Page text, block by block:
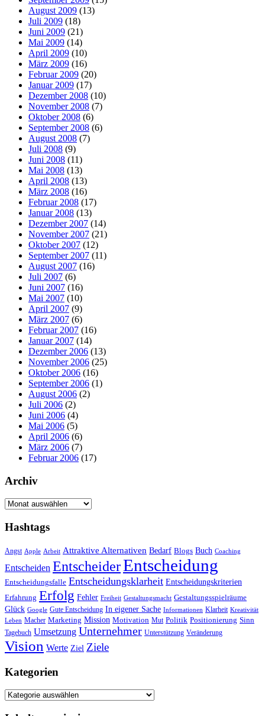
August 2009 (13)
Juli 2009 (18)
Juni 2009 (21)
Mai 2009 (14)
April 2009 (10)
März 2009 (16)
Februar 2009 (20)
Januar 2009 (17)
Dezember 2008 (10)
November 2008 (7)
Oktober 2008 (6)
September 2008 (6)
August 2008 (7)
Juli 2008 (9)
Juni 2008 (11)
Mai 2008 (13)
April 2008 (13)
März 2008 (16)
Februar 2008 (17)
Januar 2008 (13)
Dezember 2007 (14)
November 2007 (21)
Oktober 2007 (12)
September 2007 (11)
August 2007 (16)
Juli 2007 (6)
Juni 2007 (16)
Mai 2007 (10)
April 2007 (9)
März 2007 (6)
Februar 2007 (16)
Januar 2007 (14)
Dezember 2006 (13)
November 2006 (25)
Oktober 2006 (16)
September 2006 (1)
August 2006 (2)
Juli 2006 (2)
Juni 2006 (4)
Mai 2006 (5)
April 2006 (6)
März 2006 (7)
Februar 2006 (17)
Archiv
Archiv
Hashtags
Angst Apple Arbeit Attraktive Alternativen Bedarf Blogs Buch Coaching
Entscheiden EntscheiderEntscheidung
Entscheidungsfalle Entscheidungsklarheit Entscheidungskriterien
Erfahrung Erfolg Fehler Freiheit Gestaltungsmacht Gestaltungsspielräume
Glück Google Gute Entscheidung In eigener Sache Informationen Klarheit Kreativität
Leben Macher Marketing Mission Motivation Mut Politik Positionierung Sinn
Tagebuch Umsetzung Unternehmer Unterstützung Veränderung
Vision Werte Ziel Ziele
Kategorien
Kategorien